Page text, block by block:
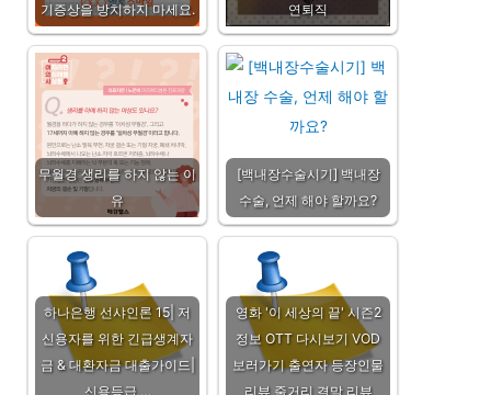
기증상을 방치하지 마세요.
연퇴직
무월경 생리를 하지 않는 이
유
[백내장수술시기] 백내장
수술, 언제 해야 할까요?
하나은행 선샤인론 15| 저
신용자를 위한 긴급생계자
금 & 대환자금 대출가이드|
신용등급,…
영화 '이 세상의 끝' 시즌2
정보 OTT 다시보기 VOD
보러가기 출연자 등장인물
리뷰 줄거리 결말 리뷰